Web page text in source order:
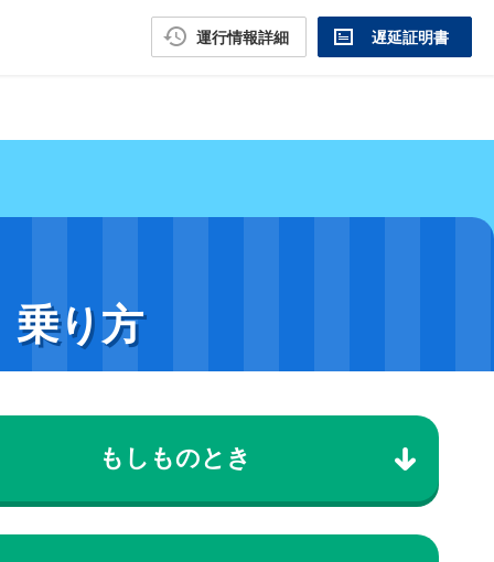
運行情報詳細 遅延証明書
乗り方
もしものとき